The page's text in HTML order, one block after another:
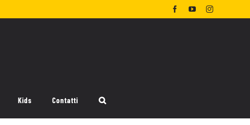
FacebookYouTubeInstagram
Kids Contatti